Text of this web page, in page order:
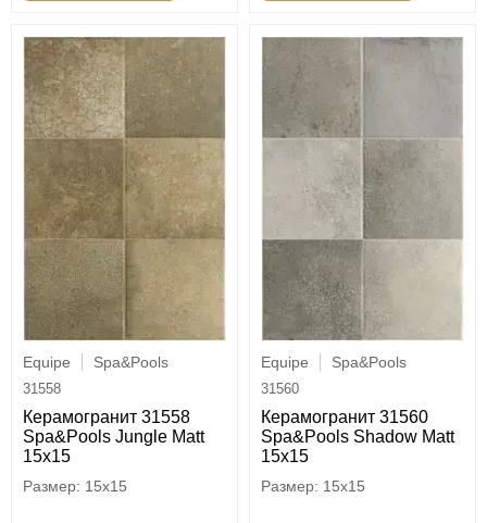
Equipe Spa&Pools
31558
Керамогранит 31558
Spa&Pools Jungle Matt
15x15
15x15
Equipe Spa&Pools
31560
Керамогранит 31560
Spa&Pools Shadow Matt
15x15
15x15